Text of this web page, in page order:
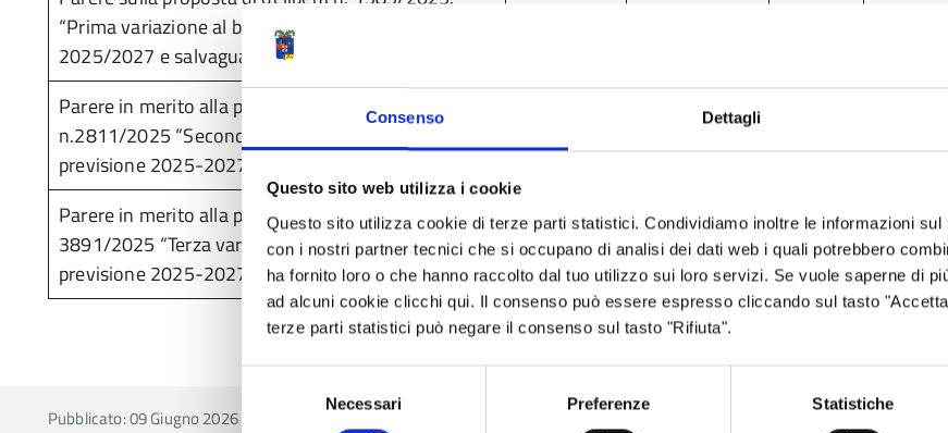
Consenso Dettagli
Questo sito web utilizza i cookie
Questo sito utilizza cookie di terze parti statistici. Condividiamo inoltre le informazioni
con i nostri partner tecnici che si occupano di analisi dei dati web i quali potrebbero
ha fornito loro o che hanno raccolto dal tuo utilizzo sui loro servizi. Se vuole saperne di
ad alcuni cookie clicchi qui. Il consenso può essere espresso cliccando sul tasto
terze parti statistici può negare il consenso sul tasto "Rifiuta".
Necessari Preferenze Statistiche
“Prima variazione al bilancio di previsione
2025/2027 e salvaguardia degli equilibri di bilancio.
Parere in merito alla proposta di deliberazione
n.2811/2025 “Seconda variazione al Bilancio di
previsione 2025-2027″
Parere in merito alla proposta di deliberazione n.
3891/2025 “Terza variazione al Bilancio di
previsione 2025-2027
2025-2027 18/11/2025 PDF
Pubblicato: 09 Giugno 2026 Ultima modifica: 11 Giugno 2026